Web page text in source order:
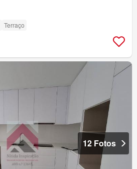
Terraço
12 Fotos